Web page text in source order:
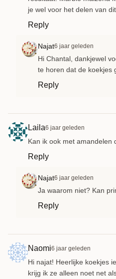
je wel voor het delen van
Reply
Najat6 jaar geleden
Hi Chantal, dankjewel
te horen dat de koekjes
Reply
Laila6 jaar geleden
Kan ik ook met amandelen
Reply
Najat6 jaar geleden
Ja waarom niet? Kan
Reply
Naomi6 jaar geleden
Hi najat! Heerlijke koekjes
krijg ik ze alleen noet net